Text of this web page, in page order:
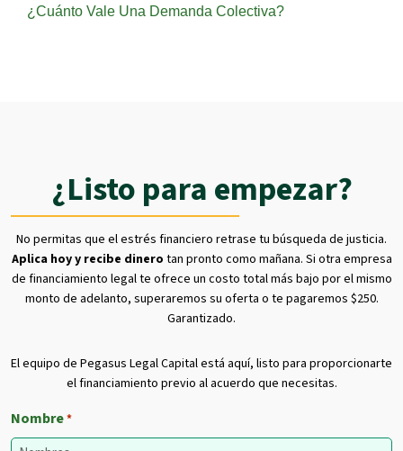
¿Cuánto Vale Una Demanda Colectiva?
¿Listo para empezar?
No permitas que el estrés financiero retrase tu búsqueda de justicia.
Aplica hoy y recibe dinero tan pronto como mañana. Si otra empresa
de financiamiento legal te ofrece un costo total más bajo por el mismo
monto de adelanto, superaremos su oferta o te pagaremos $250.
Garantizado.
El equipo de Pegasus Legal Capital está aquí, listo para proporcionarte
el financiamiento previo al acuerdo que necesitas.
Nombre*